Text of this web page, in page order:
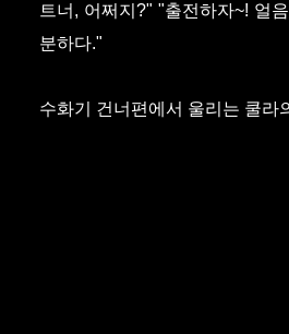
트너, 어쩌지?" "출전하자~! 얼
분하다."
수화기 건너편에서 울리는 쿨라